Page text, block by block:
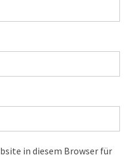
in diesem Browser für